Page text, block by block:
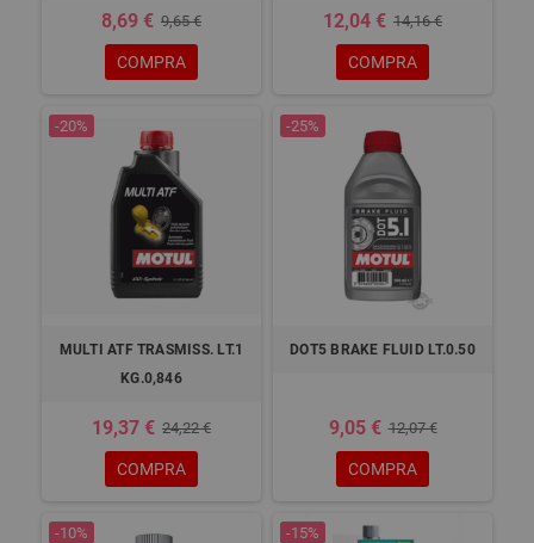
8,69 € 9,65 €
COMPRA
12,04 € 14,16 €
COMPRA
-20%
MULTI ATF TRASMISS. LT.1
KG.0,846
19,37 € 24,22 €
COMPRA
-25%
DOT5 BRAKE FLUID LT.0.50
9,05 € 12,07 €
COMPRA
-10% -15%